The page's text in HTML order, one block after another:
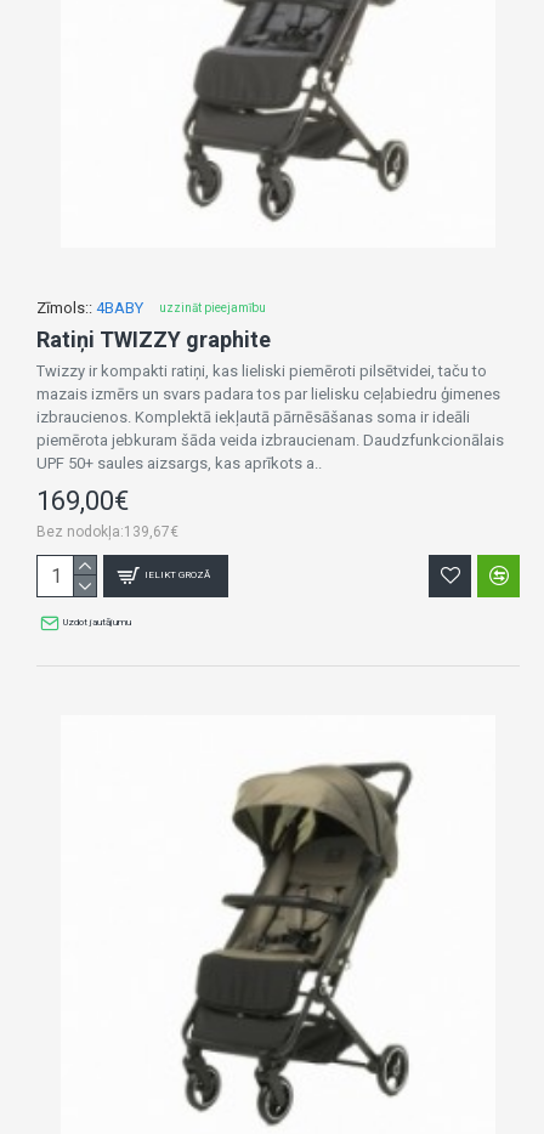
Zīmols:: 4BABY uzzināt pieejamību
Ratiņi TWIZZY graphite
Twizzy ir kompakti ratiņi, kas lieliski piemēroti pilsētvidei, taču to
mazais izmērs un svars padara tos par lielisku ceļabiedru ģimenes
izbraucienos. Komplektā iekļautā pārnēsāšanas soma ir ideāli
piemērota jebkuram šāda veida izbraucienam. Daudzfunkcionālais
UPF 50+ saules aizsargs, kas aprīkots a..
169,00€
Bez nodokļa:139,67€
IELIKT GROZĀ
Uzdot jautājumu